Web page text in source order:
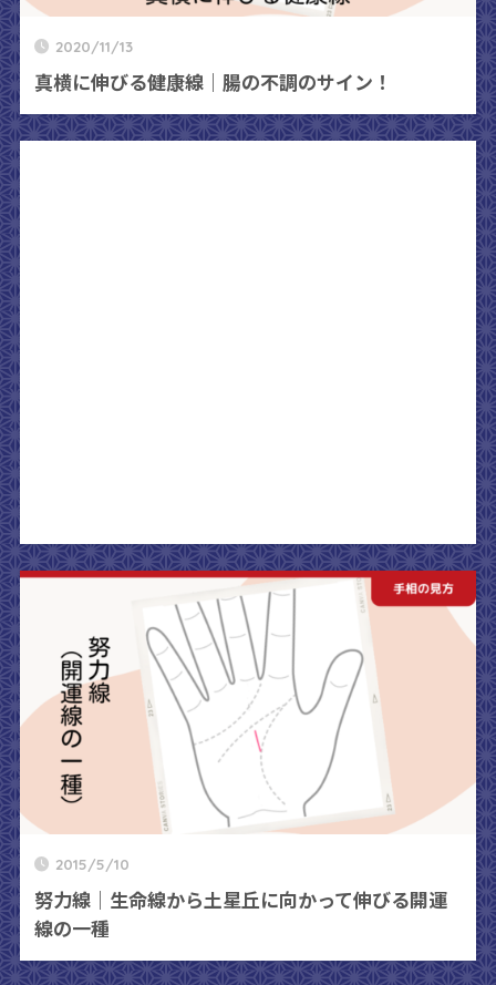
2020/11/13
真横に伸びる健康線｜腸の不調のサイン！
2015/5/10
努力線｜生命線から土星丘に向かって伸びる開運
線の一種